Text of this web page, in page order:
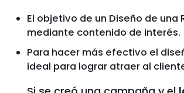
El objetivo de un Diseño de
mediante contenido de interés.
Para hacer más efectivo el
ideal para lograr atraer al